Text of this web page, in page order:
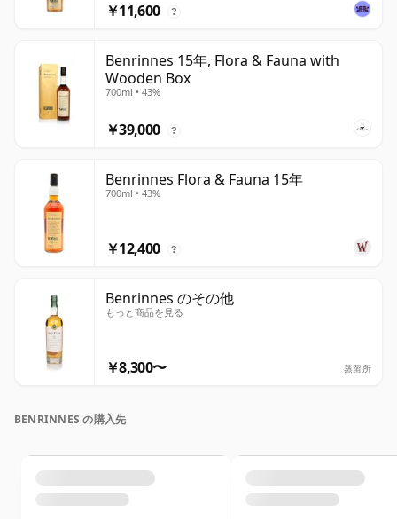
￥11,600 ?
Benrinnes 15年, Flora & Fauna with
Wooden Box
700ml • 43%
￥39,000 ?
Benrinnes Flora & Fauna 15年
700ml • 43%
￥12,400 ?
Benrinnes のその他
もっと商品を見る
￥8,300〜 蒸留所
BENRINNES の購入先